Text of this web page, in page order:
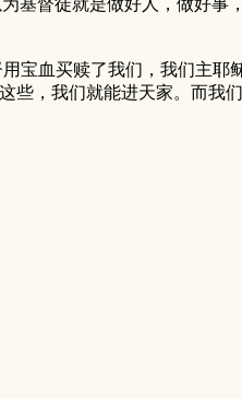
血买赎了我们，我们主耶
些，我们就能进天家。而我